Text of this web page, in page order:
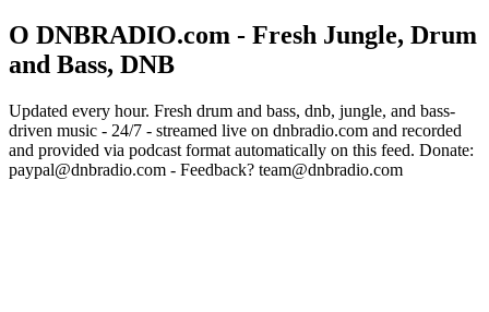
O DNBRADIO.com - Fresh Jungle, Drum
and Bass, DNB
Updated every hour. Fresh drum and bass, dnb, jungle, and bass-
driven music - 24/7 - streamed live on dnbradio.com and recorded
and provided via podcast format automatically on this feed. Donate:
paypal@dnbradio.com - Feedback? team@dnbradio.com